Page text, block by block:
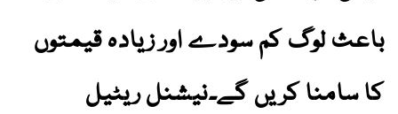
باعث لوگ کم سودے اور زیادہ قیمتوں
کا سامنا کریں گے۔نیشنل ریٹیل